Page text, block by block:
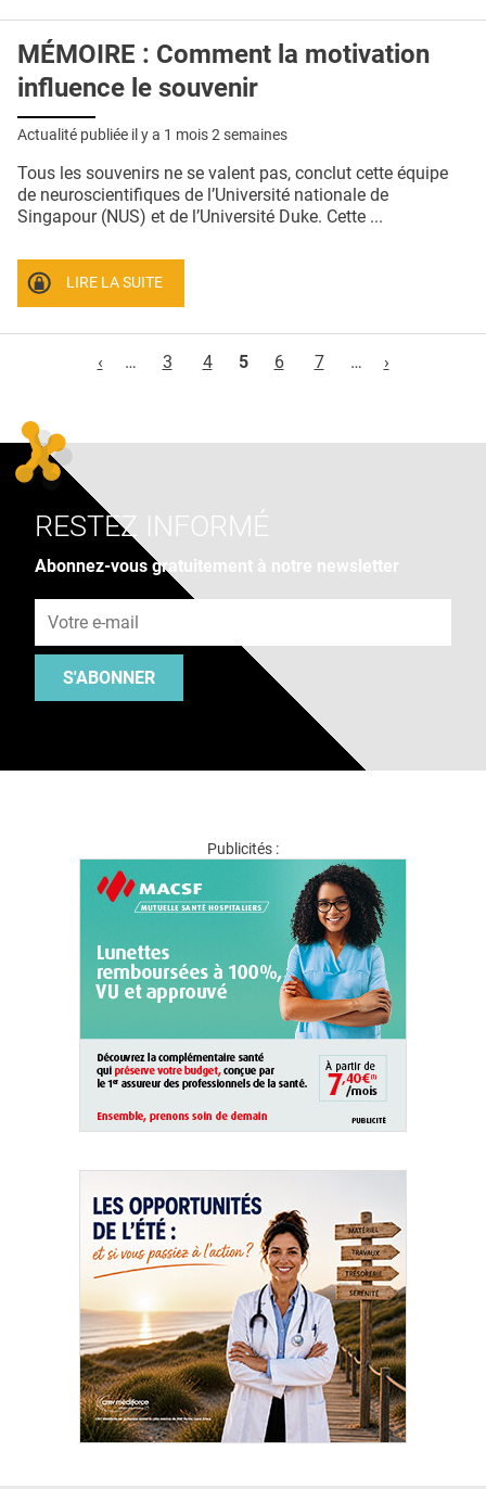
MÉMOIRE : Comment la motivation
influence le souvenir
Actualité publiée il y a 1 mois 2 semaines
Tous les souvenirs ne se valent pas, conclut cette équipe
de neuroscientifiques de l’Université nationale de
Singapour (NUS) et de l’Université Duke. Cette ...
LIRE LA SUITE
‹
… 3 4 5 6 7 … ›
RESTEZ INFORMÉ
Abonnez-vous gratuitement à notre newsletter
S'ABONNER
Publicités :